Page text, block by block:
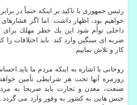
رئیس جمهوری با تاكید بر اینكه حتماً در
خواهیم بود، اظهار داشت: اما اگر
داخلی توأم شود این یك خطر مهلك
ضربه ای سنگین وارد كند. باید اختلافات را
كار و تلاش نماییم.
روحانی با اشاره به اینكه مردم ما باید
روزمره آنها تحت هر شرایطی تأمین
صنعت، معدن و تجارت باید صریحا به
جنس هایی به كشور به وفور وارد می گردد و